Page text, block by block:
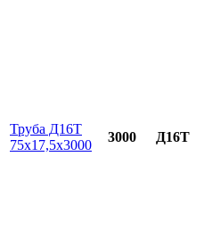
Труба Д16Т
75х17,5х3000
3000 Д16Т